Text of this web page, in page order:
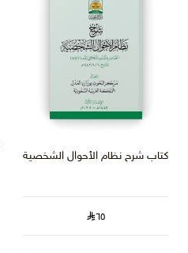
كتاب شرح نظام الأحوال الشخصية
٦٥